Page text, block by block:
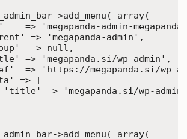
=> 'megapanda-admin-
=> 'megapanda-admin',
=> null,
=> 'megapanda.si/wp-admin',
=> 'https://megapanda.si/wp-
=> [
'title' => 'megapanda.si/wp-